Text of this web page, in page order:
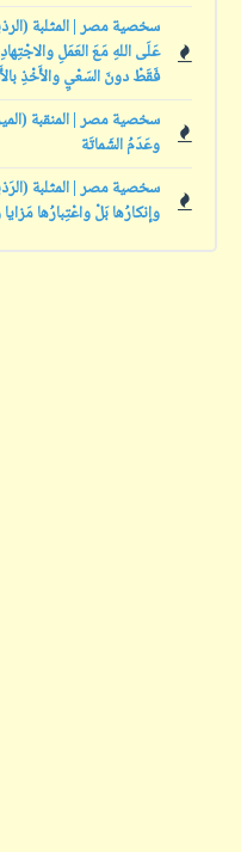
سخصية مصر | المثلبة
عَلَى اللهِ مَعَ العَمَلِ
فَقَطْ دونَ السَعْيِ والأَخْذِ
سخصية مصر | المنقبة
وعَدَمُ الشَماتَة
سخصية مصر | المثلبة
وإنكارُها بَلْ واعْتِبارُها